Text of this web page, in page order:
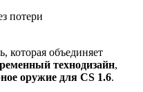
потери
которая объединяет
технодизайн,
оружие для CS 1.6.